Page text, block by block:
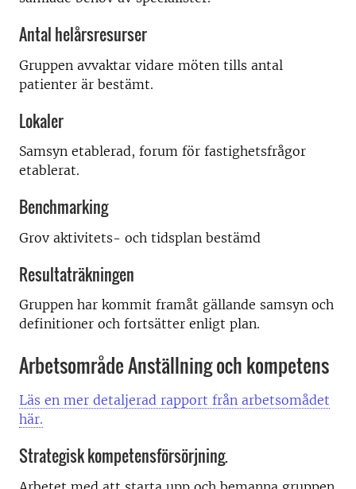
Antal helårsresurser
Gruppen avvaktar vidare möten tills antal
patienter är bestämt.
Lokaler
Samsyn etablerad, forum för fastighetsfrågor
etablerat.
Benchmarking
Grov aktivitets- och tidsplan bestämd
Resultaträkningen
Gruppen har kommit framåt gällande samsyn och
definitioner och fortsätter enligt plan.
Arbetsområde Anställning och kompetens
Läs en mer detaljerad rapport från arbetsomådet
här.
Strategisk kompetensförsörjning.